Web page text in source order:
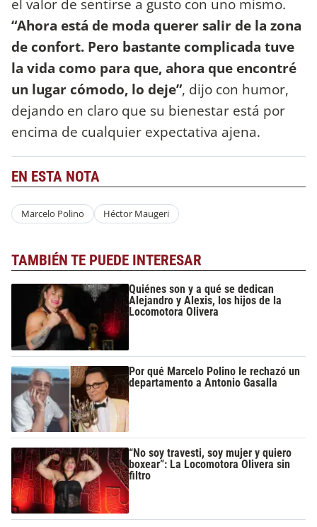
el valor de sentirse a gusto con uno mismo.
“Ahora está de moda querer salir de la zona
de confort. Pero bastante complicada tuve
la vida como para que, ahora que encontré
un lugar cómodo, lo deje”, dijo con humor,
dejando en claro que su bienestar está por
encima de cualquier expectativa ajena.
EN ESTA NOTA
Marcelo Polino Héctor Maugeri
TAMBIÉN TE PUEDE INTERESAR
Quiénes son y a qué se dedican
Alejandro y Alexis, los hijos de la
Locomotora Olivera
Por qué Marcelo Polino le rechazó un
departamento a Antonio Gasalla
“No soy travesti, soy mujer y quiero
boxear”: La Locomotora Olivera sin
filtro